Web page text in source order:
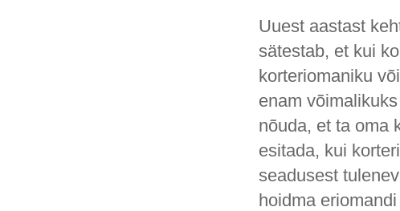
Uuest aastast
sätestab, et kui
korteriomaniku
enam
nõuda, et ta oma
esitada, kui
seadusest
hoidma